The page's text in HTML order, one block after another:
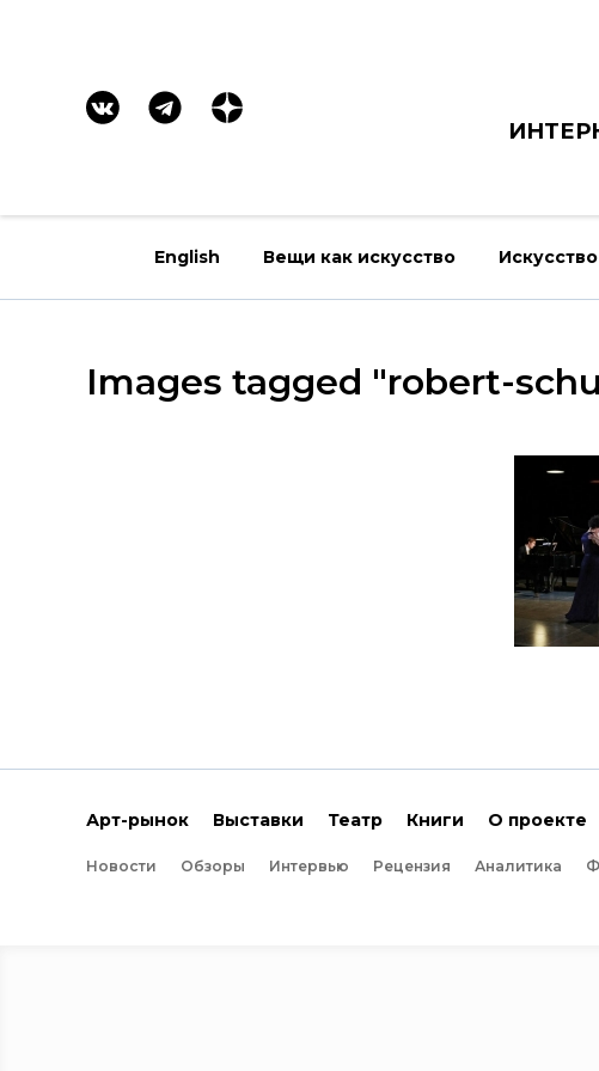
English Вещи как искусство
Images tagged "robert-
Арт-рынок Выставки Театр Книги О проекте
Новости Обзоры Интервью Рецензия Аналитика